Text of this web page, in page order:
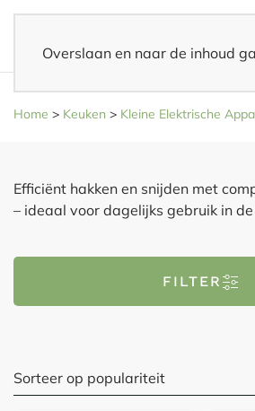
Overslaan en naar de inhoud
Home > Keuken > Kleine Elektrische
Efficiënt hakken en snijden met
– ideaal voor dagelijks gebruik in de
FILTER